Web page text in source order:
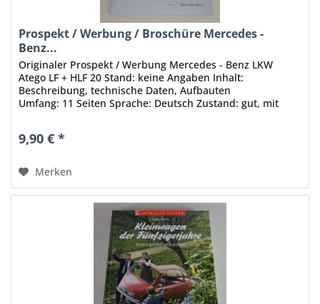
Prospekt / Werbung / Broschüre Mercedes -
Benz...
Originaler Prospekt / Werbung Mercedes - Benz LKW
Atego LF + HLF 20 Stand: keine Angaben Inhalt:
Beschreibung, technische Daten, Aufbauten
Umfang: 11 Seiten Sprache: Deutsch Zustand: gut, mit
9,90 € *
Merken